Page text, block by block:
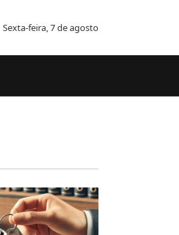
Sexta-feira, 7 de agosto